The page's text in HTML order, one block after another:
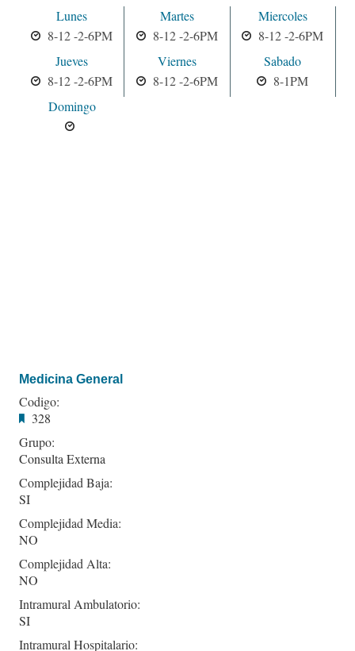
Lunes
8-12 -2-6PM
Martes
8-12 -2-6PM
Miercoles
8-12 -2-6PM
Jueves
8-12 -2-6PM
Viernes
8-12 -2-6PM
Sabado
8-1PM
Domingo
Medicina General
Codigo:
328
Grupo:
Consulta Externa
Complejidad Baja:
SI
Complejidad Media:
NO
Complejidad Alta:
NO
Intramural Ambulatorio:
SI
Intramural Hospitalario: